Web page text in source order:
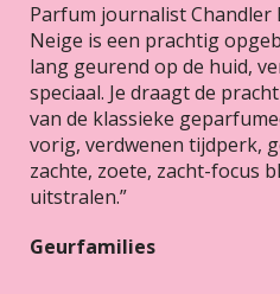
Parfum journalist Chandler
Neige is een prachtig
lang geurend op de huid,
speciaal. Je draagt de
van de klassieke
vorig, verdwenen tijdperk,
zachte, zoete, zacht-focus
uitstralen.”
Geurfamilies